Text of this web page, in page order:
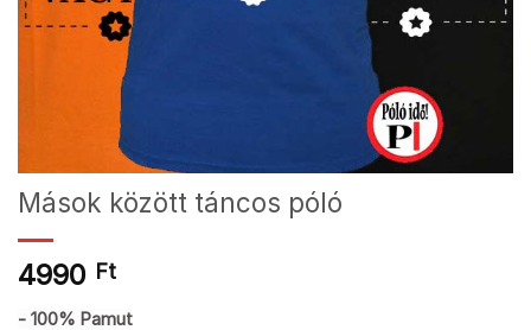
Mások között táncos póló
4990 Ft
- 100% Pamut